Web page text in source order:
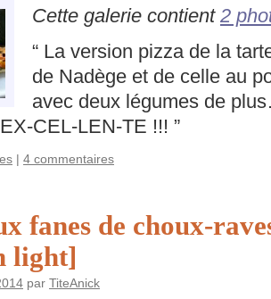
Cette galerie contient 2
“ La version pizza de la
de Nadège et de celle au
avec deux légumes de
CEL-LEN-TE !!! ”
| 4 commentaires
fanes de choux-
light]
par TiteAnick